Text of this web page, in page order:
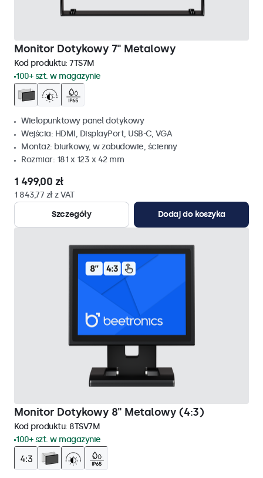
Monitor Dotykowy 7" Metalowy
Kod produktu: 7TS7M
100+ szt. w magazynie
Wielopunktowy panel dotykowy
Wejścia: HDMI, DisplayPort, USB-C, VGA
Montaż: biurkowy, w zabudowie, ścienny
Rozmiar: 181 x 123 x 42 mm
1 499,00 zł
1 843,77 zł z VAT
Szczegóły
Dodaj do koszyka
Monitor Dotykowy 8" Metalowy (4:3)
Kod produktu: 8TSV7M
100+ szt. w magazynie